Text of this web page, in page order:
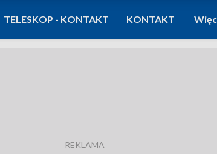
TELESKOP - KONTAKT KONTAKT